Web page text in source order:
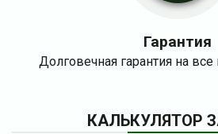
Гарантия
Долговечная гарантия на
КАЛЬКУЛЯТОР